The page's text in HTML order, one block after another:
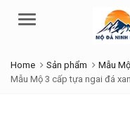
Menu
Home Sản phẩm Mẫu
Mẫu Mộ 3 cấp tựa ngai đá